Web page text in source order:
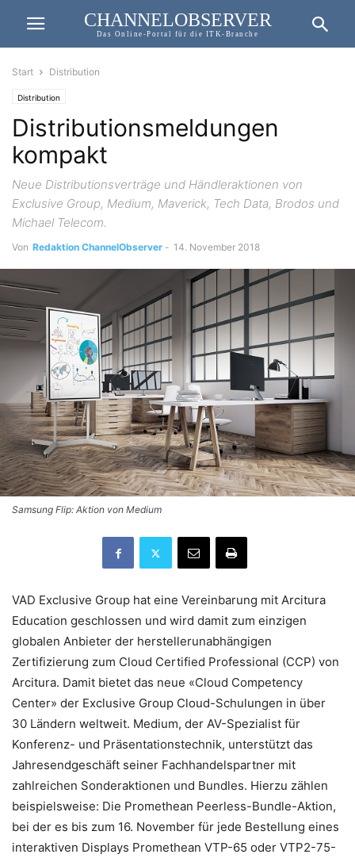
CHANNELOBSERVER
Das Online-Portal für die ITK-Branche
Start Distribution
Distribution
Distributionsmeldungen
kompakt
Neue Distributionsverträge und Händleraktionen von
Exclusive Group, Medium, Maverick, Tech Data, Brodos und
Michael Telecom.
Von Redaktion ChannelObserver - 14. November 2018
Samsung Flip: Aktion von Medium
VAD Exclusive Group hat eine Vereinbarung mit Arcitura
Education geschlossen und wird damit zum einzigen
globalen Anbieter der herstellerunabhängigen
Zertifizierung zum Cloud Certified Professional (CCP) von
Arcitura. Damit bietet das neue «Cloud Competency
Center» der Exclusive Group Cloud-Schulungen in über
30 Ländern weltweit. Medium, der AV-Spezialist für
Konferenz- und Präsentationstechnik, unterstützt das
Jahresendgeschäft seiner Fachhandelspartner mit
zahlreichen Sonderaktionen und Bundles. Hierzu zählen
beispielsweise: Die Promethean Peerless-Bundle-Aktion,
bei der es bis zum 16. November für jede Bestellung eines
interaktiven Displays Promethean VTP-65 oder VTP2-75-